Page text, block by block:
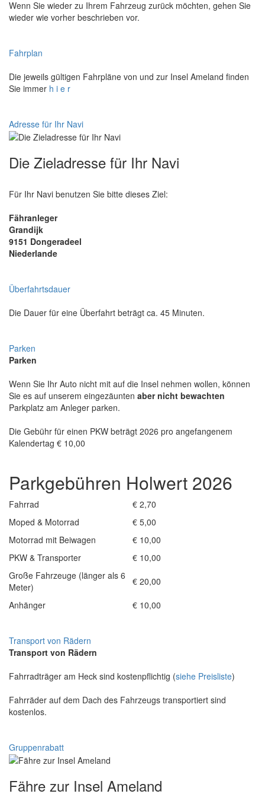
Wenn Sie wieder zu Ihrem Fahrzeug zurück möchten, gehen Sie
wieder wie vorher beschrieben vor.
Fahrplan
Die jeweils gültigen Fahrpläne von und zur Insel Ameland finden
Sie immer h i e r
Adresse für Ihr Navi
Die Zieladresse für Ihr Navi
Für Ihr Navi benutzen Sie bitte dieses Ziel:
Fähranleger
Grandijk
9151 Dongeradeel
Niederlande
Überfahrtsdauer
Die Dauer für eine Überfahrt beträgt ca. 45 Minuten.
Parken
Parken
Wenn Sie Ihr Auto nicht mit auf die Insel nehmen wollen, können
Sie es auf unserem eingezäunten aber nicht bewachten
Parkplatz am Anleger parken.
Die Gebühr für einen PKW beträgt 2026 pro angefangenem
Kalendertag € 10,00
Parkgebühren Holwert 2026
Fahrrad
€ 2,70
Moped & Motorrad
€ 5,00
Motorrad mit Beiwagen
€ 10,00
PKW & Transporter
€ 10,00
Große Fahrzeuge (länger als 6
Meter)
€ 20,00
Anhänger
€ 10,00
Transport von Rädern
Transport von Rädern
Fahrradträger am Heck sind kostenpflichtig (siehe Preisliste)
Fahrräder auf dem Dach des Fahrzeugs transportiert sind
kostenlos.
Gruppenrabatt
Fähre zur Insel Ameland